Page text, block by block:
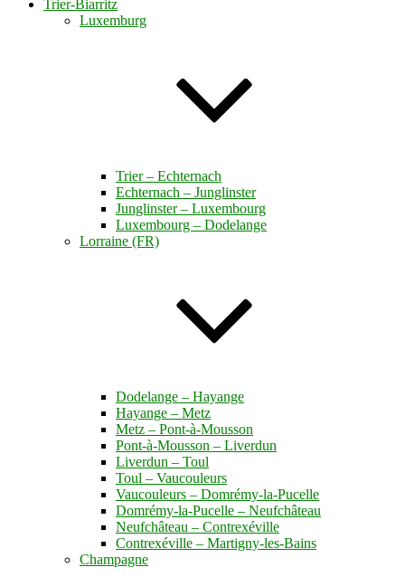
Trier-Biarritz
Luxemburg
Trier – Echternach
Echternach – Junglinster
Junglinster – Luxembourg
Luxembourg – Dodelange
Lorraine (FR)
Dodelange – Hayange
Hayange – Metz
Metz – Pont-à-Mousson
Pont-à-Mousson – Liverdun
Liverdun – Toul
Toul – Vaucouleurs
Vaucouleurs – Domrémy-la-Pucelle
Domrémy-la-Pucelle – Neufchâteau
Neufchâteau – Contrexéville
Contrexéville – Martigny-les-Bains
Champagne